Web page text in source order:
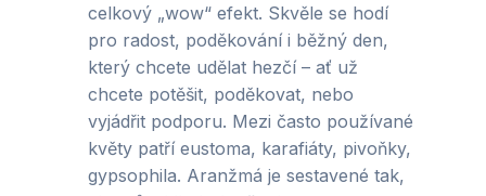
celkový „wow“ efekt. Skvěle se hodí
pro radost, poděkování i běžný den,
který chcete udělat hezčí – ať už
chcete potěšit, poděkovat, nebo
vyjádřit podporu. Mezi často používané
květy patří eustoma, karafiáty, pivoňky,
gypsophila. Aranžmá je sestavené tak,